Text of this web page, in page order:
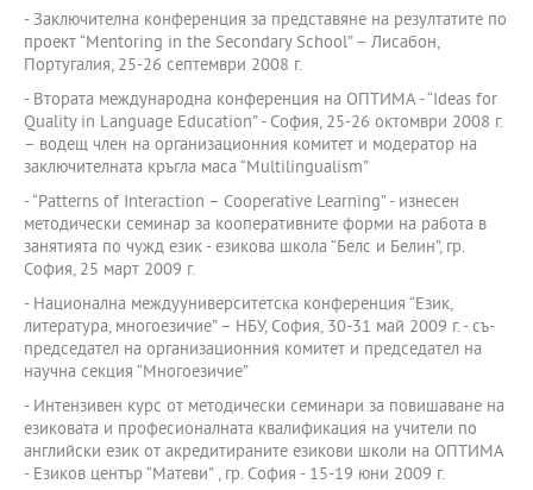
- Заключителна конференция за представяне на резултатите по
проект “Mentoring in the Secondary School” – Лисабон,
Португалия, 25-26 септември 2008 г.
- Втората международна конференция на ОПТИМА - “Ideas for
Quality in Language Education” - София, 25-26 октомври 2008 г.
– водещ член на организационния комитет и модератор на
заключителната кръгла маса “Multilingualism”
- “Patterns of Interaction – Cooperative Learning” - изнесен
методически семинар за кооперативните форми на работа в
занятията по чужд език - езикова школа “Белс и Белин”, гр.
София, 25 март 2009 г.
- Национална междууниверситетска конференция “Език,
литература, многоезичие” – НБУ, София, 30-31 май 2009 г. - съ-
председател на организационния комитет и председател на
научна секция “Многоезичие”
- Интензивен курс от методически семинари за повишаване на
езиковата и професионалната квалификация на учители по
английски език от акредитираните езикови школи на ОПТИМА
- Езиков център “Матеви” , гр. София - 15-19 юни 2009 г.